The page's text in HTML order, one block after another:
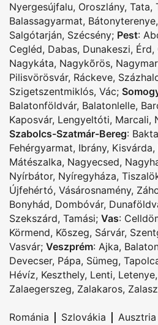
Nyergesújfalu, Oroszlány, Tata,
Balassagyarmat, Bátonyterenye,
Salgótarján, Szécsény; Pest:
Cegléd, Dabas, Dunakeszi, Érd,
Nagykáta, Nagykõrös,
Pilisvörösvár, Ráckeve,
Szigetszentmiklós, Vác;
Balatonföldvár, Balatonlelle,
Kaposvár, Lengyeltóti, Marcali,
Szabolcs-Szatmár-Bereg:
Fehérgyarmat, Ibrány, Kisvárda,
Mátészalka, Nagyecsed,
Nyírbátor, Nyíregyháza,
Újfehértó, Vásárosnamény,
Bonyhád, Dombóvár,
Szekszárd, Tamási; Vas:
Körmend, Kõszeg, Sárvár,
Vasvár; Veszprém: Ajka,
Devecser, Pápa, Sümeg,
Hévíz, Keszthely, Lenti, Letenye,
Zalaegerszeg, Zalakaros,
Románia | Szlovákia | Ausztria